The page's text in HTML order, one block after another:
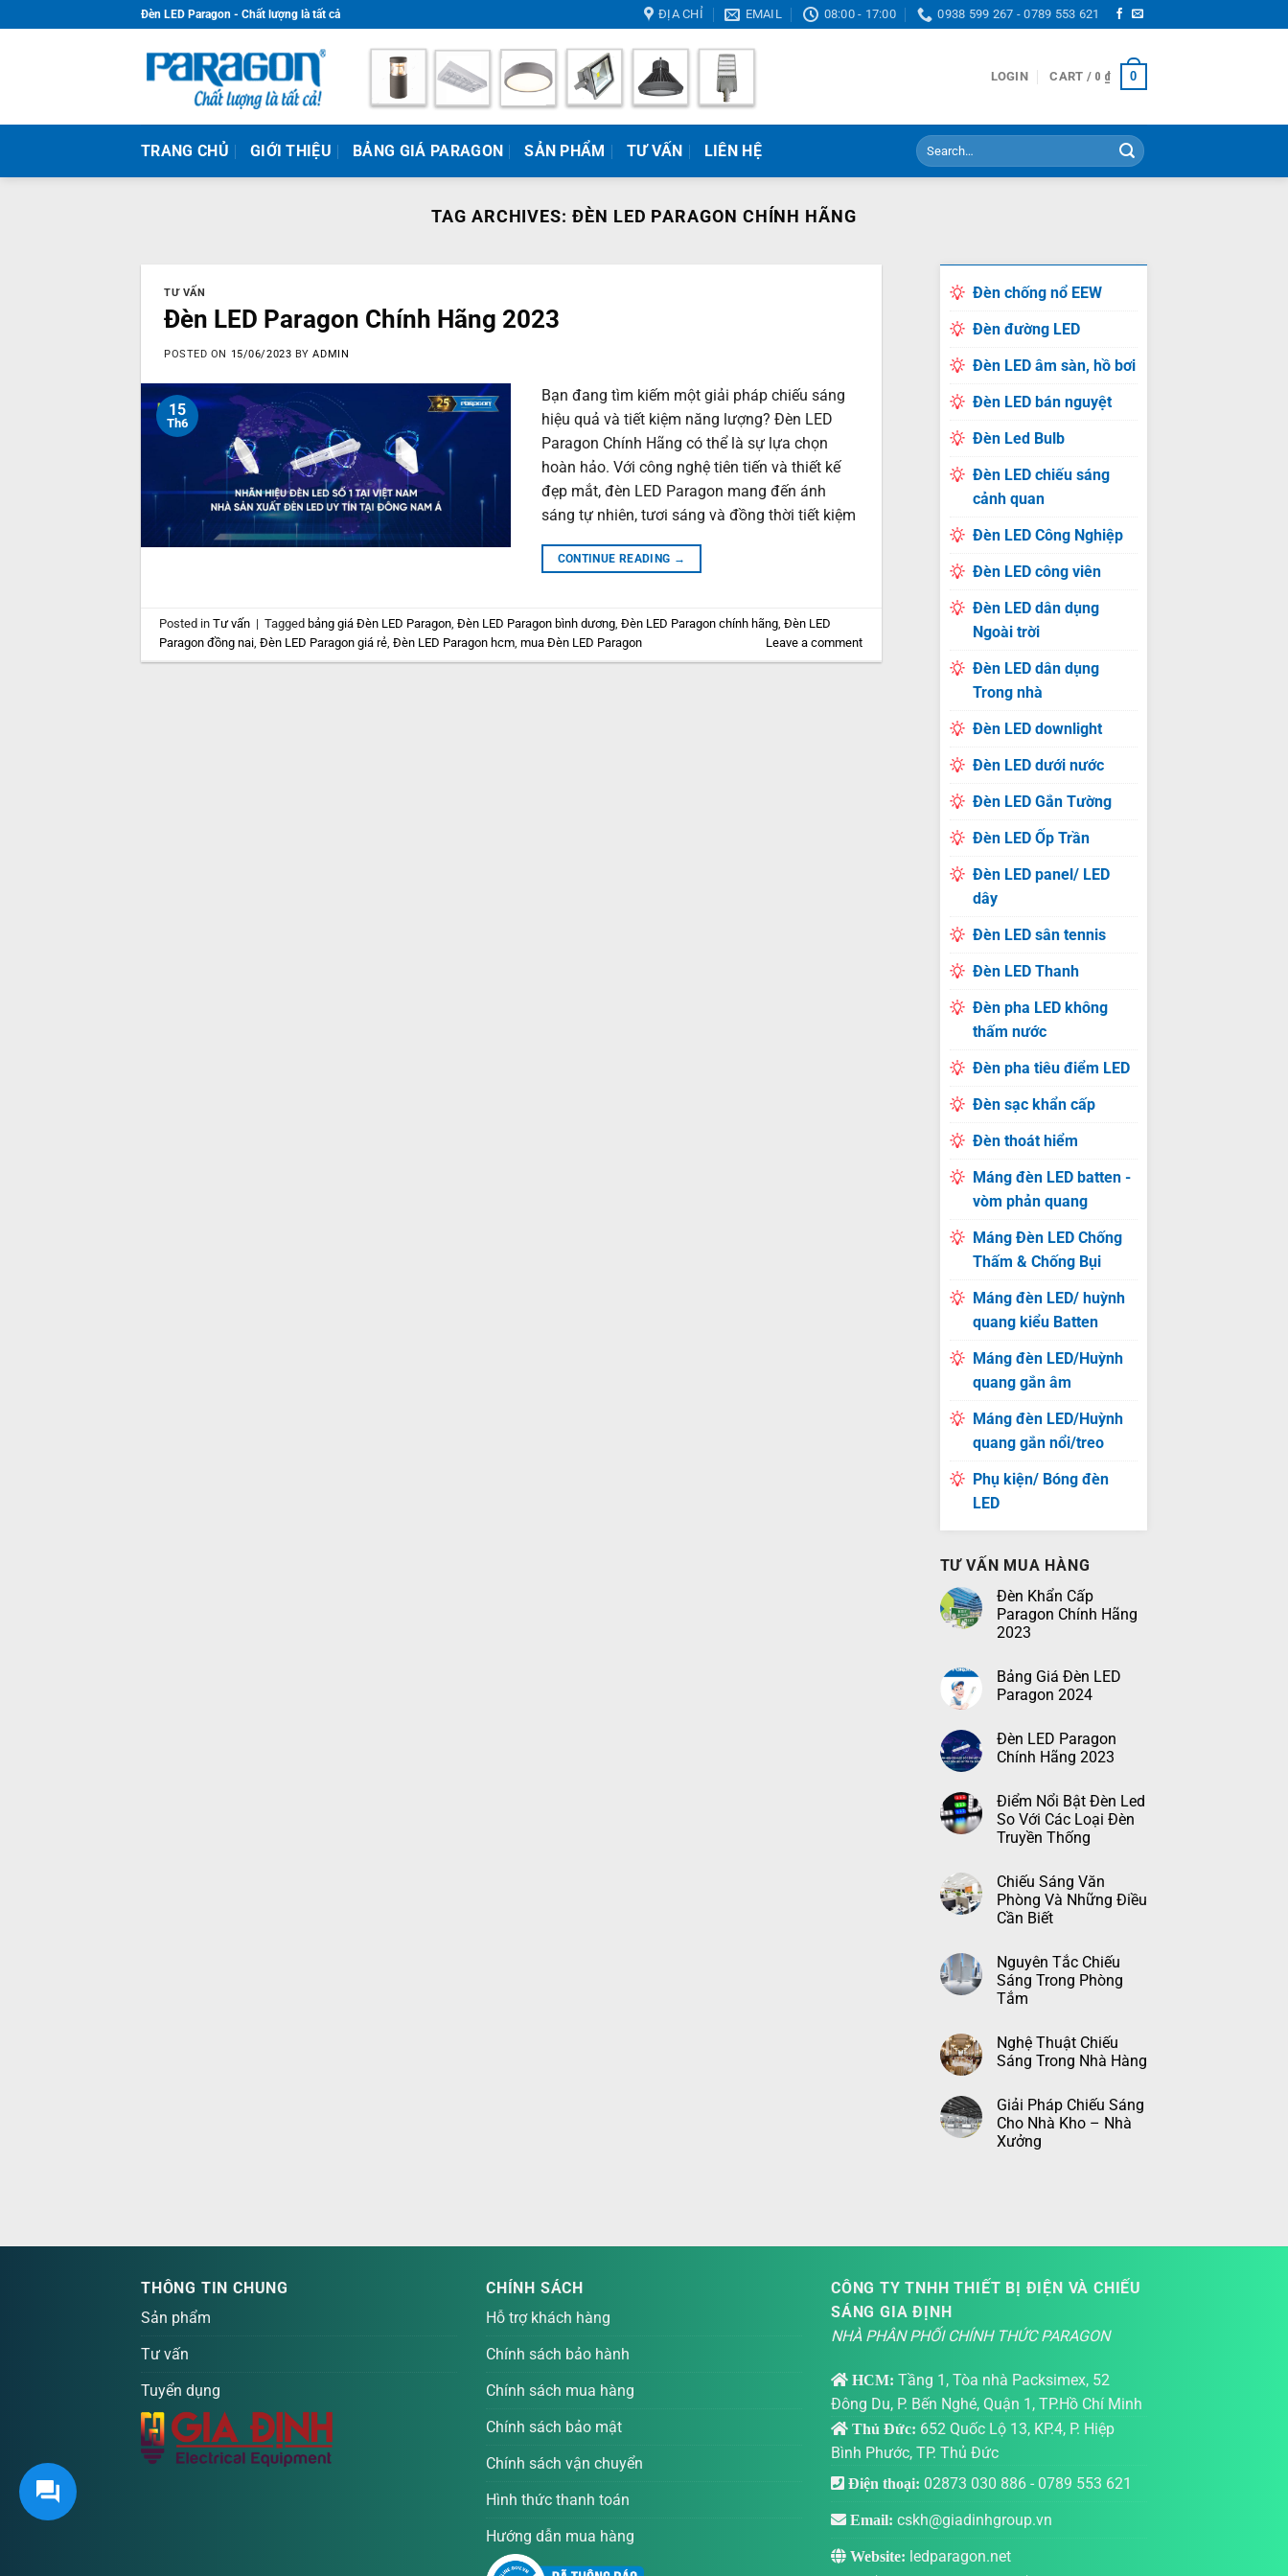
to
Đèn LED Paragon - Chất lượng là tất cả ĐỊA CHỈ EMAIL 08:00 - 17:00 0938 599 267 - 0789 553 621
LOGIN CART / 0 ₫ 0
TRANG CHỦ GIỚI THIỆU BẢNG GIÁ PARAGON SẢN PHẨM TƯ VẤN LIÊN HỆ
Search
for:
TAG ARCHIVES: ĐÈN LED PARAGON CHÍNH HÃNG
TƯ VẤN
Đèn LED Paragon Chính Hãng 2023
POSTED ON 15/06/2023 BYADMIN
15
Th6
Bạn đang tìm kiếm một giải pháp chiếu sáng
hiệu quả và tiết kiệm năng lượng? Đèn LED
Paragon Chính Hãng có thể là sự lựa chọn
hoàn hảo. Với công nghệ tiên tiến và thiết kế
đẹp mắt, đèn LED Paragon mang đến ánh
sáng tự nhiên, tươi sáng và đồng thời tiết kiệm
CONTINUE READING →
Posted inTư vấn | Tagged bảng giá Đèn LED Paragon ,Đèn LED Paragon bình dương ,Đèn LED Paragon chính hãng ,Đèn LED
Paragon đồng nai ,Đèn LED Paragon giá rẻ ,Đèn LED Paragon hcm ,mua Đèn LED Paragon Leave a comment
Đèn chống nổ EEW
Đèn đường LED
Đèn LED âm sàn, hồ bơi
Đèn LED bán nguyệt
Đèn Led Bulb
Đèn LED chiếu sáng
cảnh quan
Đèn LED Công Nghiệp
Đèn LED công viên
Đèn LED dân dụng
Ngoài trời
Đèn LED dân dụng
Trong nhà
Đèn LED downlight
Đèn LED dưới nước
Đèn LED Gắn Tường
Đèn LED Ốp Trần
Đèn LED panel/ LED
dây
Đèn LED sân tennis
Đèn LED Thanh
Đèn pha LED không
thấm nước
Đèn pha tiêu điểm LED
Đèn sạc khẩn cấp
Đèn thoát hiểm
Máng đèn LED batten -
vòm phản quang
Máng Đèn LED Chống
Thấm & Chống Bụi
Máng đèn LED/ huỳnh
quang kiểu Batten
Máng đèn LED/Huỳnh
quang gắn âm
Máng đèn LED/Huỳnh
quang gắn nổi/treo
Phụ kiện/ Bóng đèn
LED
TƯ VẤN MUA HÀNG
Đèn Khẩn Cấp
Paragon Chính Hãng
2023
Bảng Giá Đèn LED
Paragon 2024
Đèn LED Paragon
Chính Hãng 2023
Điểm Nổi Bật Đèn Led
So Với Các Loại Đèn
Truyền Thống
Chiếu Sáng Văn
Phòng Và Những Điều
Cần Biết
Nguyên Tắc Chiếu
Sáng Trong Phòng
Tắm
Nghệ Thuật Chiếu
Sáng Trong Nhà Hàng
Giải Pháp Chiếu Sáng
Cho Nhà Kho – Nhà
Xưởng
THÔNG TIN CHUNG
Sản phẩm
Tư vấn
Tuyển dụng
CHÍNH SÁCH
Hỗ trợ khách hàng
Chính sách bảo hành
Chính sách mua hàng
Chính sách bảo mật
Chính sách vận chuyển
Hình thức thanh toán
Hướng dẫn mua hàng
CÔNG TY TNHH THIẾT BỊ ĐIỆN VÀ CHIẾU
SÁNG GIA ĐỊNH
NHÀ PHÂN PHỐI CHÍNH THỨC PARAGON
HCM: Tầng 1, Tòa nhà Packsimex, 52
Đông Du, P. Bến Nghé, Quận 1, TP.Hồ Chí Minh
Thủ Đức: 652 Quốc Lộ 13, KP.4, P. Hiệp
Bình Phước, TP. Thủ Đức
Điện thoại: 02873 030 886 - 0789 553 621
Email: cskh@giadinhgroup.vn
Website: ledparagon.net